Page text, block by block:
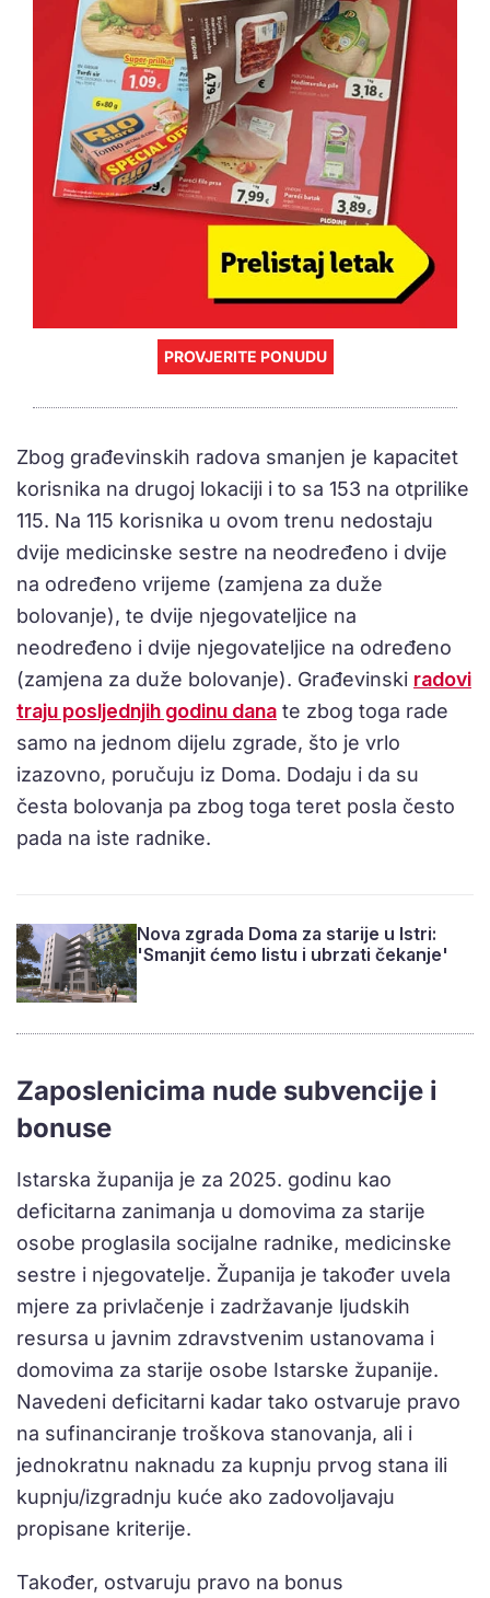
PROVJERITE PONUDU
Zbog građevinskih radova smanjen je kapacitet
korisnika na drugoj lokaciji i to sa 153 na otprilike
115. Na 115 korisnika u ovom trenu nedostaju
dvije medicinske sestre na neodređeno i dvije
na određeno vrijeme (zamjena za duže
bolovanje), te dvije njegovateljice na
neodređeno i dvije njegovateljice na određeno
(zamjena za duže bolovanje). Građevinski radovi
traju posljednjih godinu dana te zbog toga rade
samo na jednom dijelu zgrade, što je vrlo
izazovno, poručuju iz Doma. Dodaju i da su
česta bolovanja pa zbog toga teret posla često
pada na iste radnike.
Nova zgrada Doma za starije u Istri:
'Smanjit ćemo listu i ubrzati čekanje'
Zaposlenicima nude subvencije i
bonuse
Istarska županija je za 2025. godinu kao
deficitarna zanimanja u domovima za starije
osobe proglasila socijalne radnike, medicinske
sestre i njegovatelje. Županija je također uvela
mjere za privlačenje i zadržavanje ljudskih
resursa u javnim zdravstvenim ustanovama i
domovima za starije osobe Istarske županije.
Navedeni deficitarni kadar tako ostvaruje pravo
na sufinanciranje troškova stanovanja, ali i
jednokratnu naknadu za kupnju prvog stana ili
kupnju/izgradnju kuće ako zadovoljavaju
propisane kriterije.
Također, ostvaruju pravo na bonus